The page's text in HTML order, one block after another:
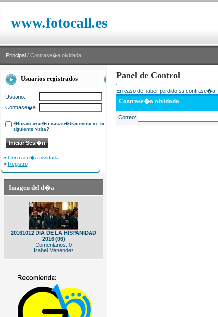
www.fotocall.es
Principal / Contrase�a olvidada
Usuarios registrados
Usuario:
Contrase�a:
�Iniciar sesi�n autom�ticamente en la
siguiente visita?
» Contrase�a olvidada
» Registro
Imagen del d�a
20161012 DIA DE LA HISPANIDAD
2016 (06)
Comentarios: 0
Isabel Menendez
Panel de Control
En caso de haber perdido su
Contrase�a olvidada
Correo: